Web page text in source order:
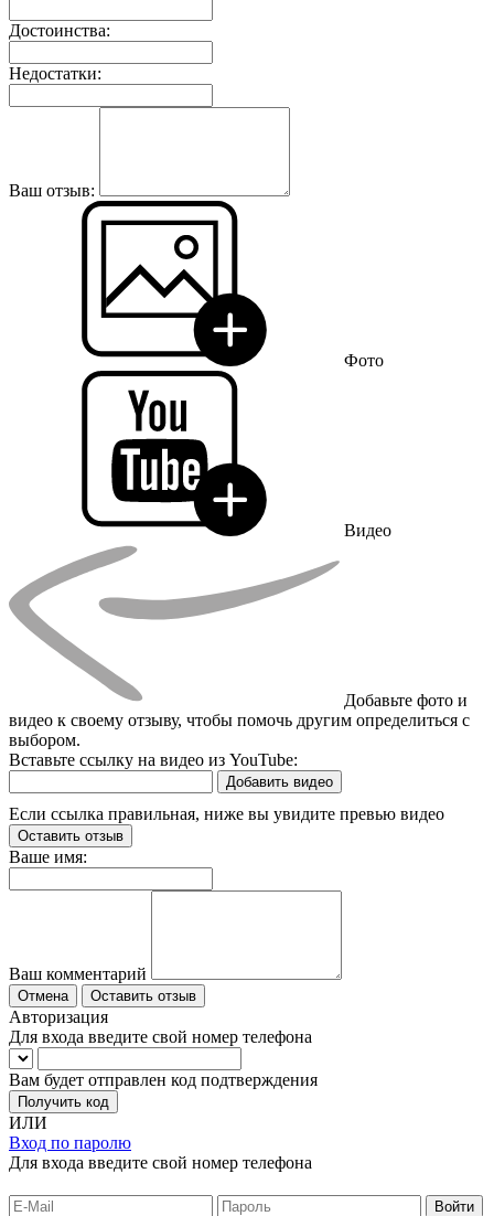
Достоинства:
Недостатки:
Ваш отзыв:
Фото
Видео
Добавьте фото и
видео к своему отзыву, чтобы помочь другим определиться с
выбором.
Вставьте ссылку на видео из YouTube:
Добавить видео
Если ссылка правильная, ниже вы увидите превью видео
Оставить отзыв
Ваше имя:
Ваш комментарий
Отмена Оставить отзыв
Авторизация
Для входа введите свой номер телефона
Вам будет отправлен код подтверждения
Получить код
ИЛИ
Вход по паролю
Для входа введите свой номер телефона